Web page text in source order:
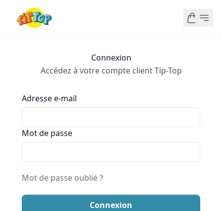
Connexion
Accédez à votre compte client Tip-Top
Adresse e-mail
Mot de passe
Mot de passe oublié ?
Connexion